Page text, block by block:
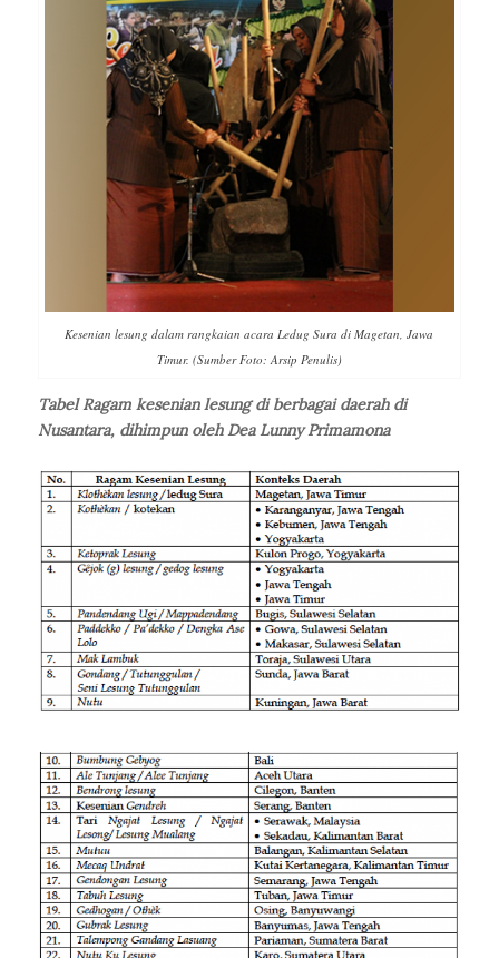
Kesenian lesung dalam rangkaian acara Ledug Sura di Magetan, Jawa
Timur. (Sumber Foto: Arsip Penulis)
Tabel Ragam kesenian lesung di berbagai daerah di
Nusantara, dihimpun oleh Dea Lunny Primamona